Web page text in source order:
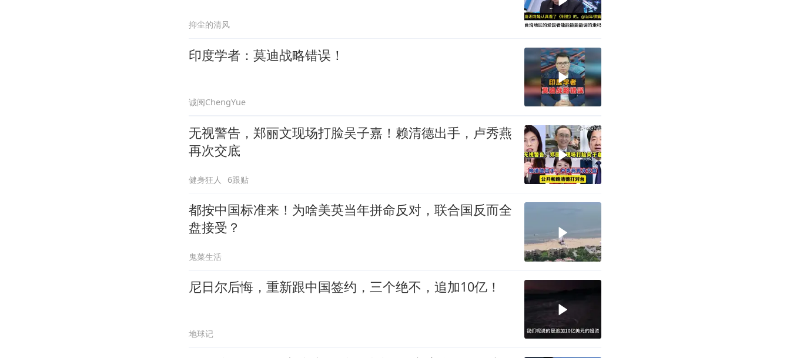
抑尘的清风
印度学者：莫迪战略错误！
诚阅ChengYue
无视警告，郑丽文现场打脸吴子嘉！赖清德出手，卢秀燕
再次交底
健身狂人 6跟贴
都按中国标准来！为啥美英当年拼命反对，联合国反而全
盘接受？
鬼菜生活
尼日尔后悔，重新跟中国签约，三个绝不，追加10亿！
地球记